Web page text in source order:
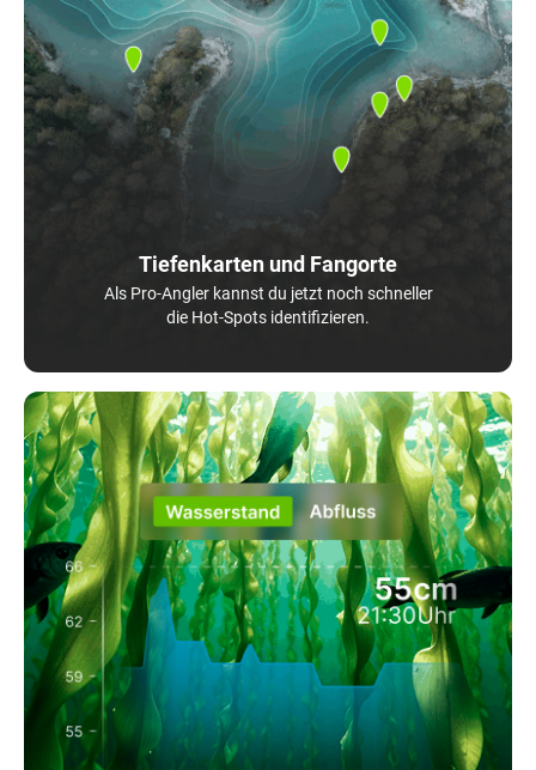
Tiefenkarten und Fangorte
Als Pro-Angler kannst du jetzt noch schneller
die Hot-Spots identifizieren.